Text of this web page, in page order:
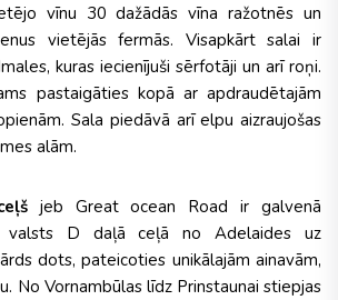
vīnu 30 dažādās vīna ražotnēs un
vietējās fermās. Visapkārt salai ir
kuras iecienījuši sērfotāji un arī roņi.
pastaigāties kopā ar apdraudētajām
Sala piedāvā arī elpu aizraujošas
alām.
jeb Great ocean Road ir galvenā
valsts D daļā ceļā no Adelaides uz
dots, pateicoties unikālajām ainavām,
No Vornambūlas līdz Prinstaunai stiepjas